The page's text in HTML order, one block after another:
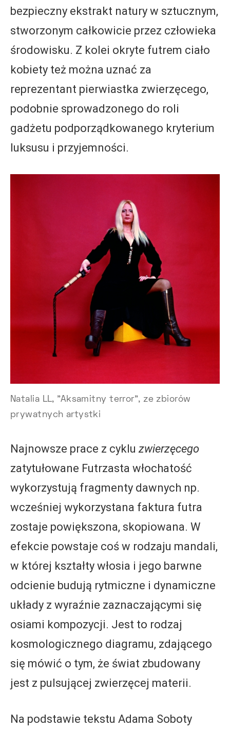
bezpieczny ekstrakt natury w sztucznym,
stworzonym całkowicie przez człowieka
środowisku. Z kolei okryte futrem ciało
kobiety też można uznać za
reprezentant pierwiastka zwierzęcego,
podobnie sprowadzonego do roli
gadżetu podporządkowanego kryterium
luksusu i przyjemności.
Natalia LL, "Aksamitny terror", ze zbiorów
prywatnych artystki
Najnowsze prace z cyklu zwierzęcego
zatytułowane Futrzasta włochatość
wykorzystują fragmenty dawnych np.
wcześniej wykorzystana faktura futra
zostaje powiększona, skopiowana. W
efekcie powstaje coś w rodzaju mandali,
w której kształty włosia i jego barwne
odcienie budują rytmiczne i dynamiczne
układy z wyraźnie zaznaczającymi się
osiami kompozycji. Jest to rodzaj
kosmologicznego diagramu, zdającego
się mówić o tym, że świat zbudowany
jest z pulsującej zwierzęcej materii.
Na podstawie tekstu Adama Soboty